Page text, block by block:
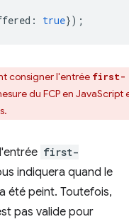
: true});
consigner l'entrée first-
du FCP en JavaScript
first-
indiquera quand le
été peint. Toutefois,
pas valide pour